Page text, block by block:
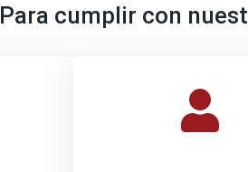
Para cumplir con